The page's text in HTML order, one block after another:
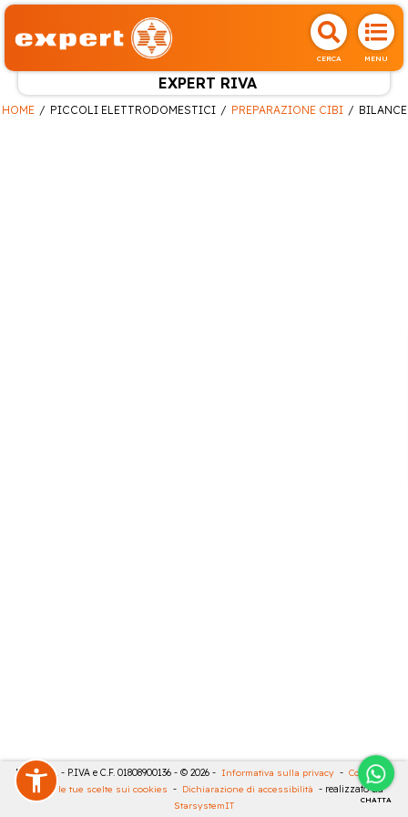
CERCA MENU
EXPERT RIVA
CHATTA
HOME PICCOLI ELETTRODOMESTICI PREPARAZIONE CIBI BILANCE
RIVA SRL - P.IVA e C.F. 01808900136 - © 2026 - Informativa sulla privacy - Cookies
Rivedi le tue scelte sui cookies - Dichiarazione di accessibilità - realizzato da
StarsystemIT